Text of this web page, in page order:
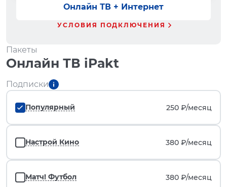
Онлайн ТВ + Интернет
УСЛОВИЯ ПОДКЛЮЧЕНИЯ
Пакеты
Онлайн ТВ iPakt
Подписки
Популярный 250 ₽/месяц
Настрой Кино 380 ₽/месяц
Матч! Футбол 380 ₽/месяц